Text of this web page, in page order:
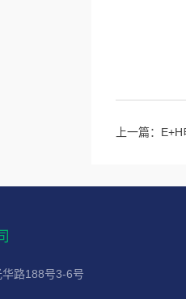
上一篇：
路188号3-6号